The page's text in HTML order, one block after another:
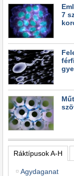
7
Ráktípusok A-H
Agydaganat